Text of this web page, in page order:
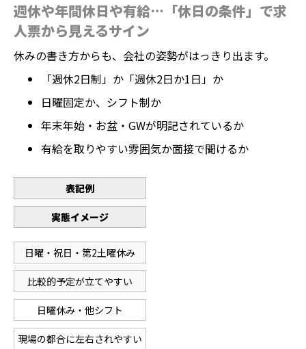
週休や年間休日や有給…「休日の条件」で求
人票から見えるサイン
休みの書き方からも、会社の姿勢がはっきり出ます。
「週休2日制」か「週休2日か1日」か
日曜固定か、シフト制か
年末年始・お盆・GWが明記されているか
有給を取りやすい雰囲気か面接で聞けるか
表記例
実態イメージ
日曜・祝日・第2土曜休み
比較的予定が立てやすい
日曜休み・他シフト
現場の都合に左右されやすい